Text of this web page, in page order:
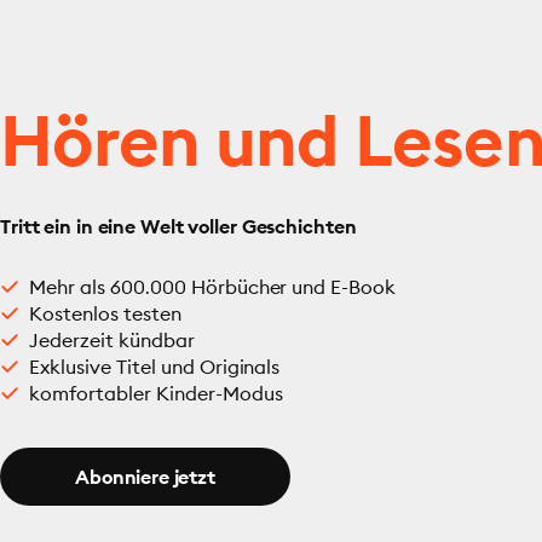
Hören und
Tritt ein in eine Welt voller Geschichten
Mehr als 600.000 Hörbücher und E-Book
Kostenlos testen
Jederzeit kündbar
Exklusive Titel und Originals
komfortabler Kinder-Modus
Abonniere jetzt